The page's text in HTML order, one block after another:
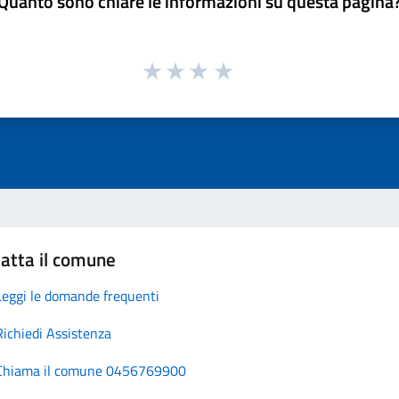
il comune
le domande frequenti
Assistenza
il comune 0456769900